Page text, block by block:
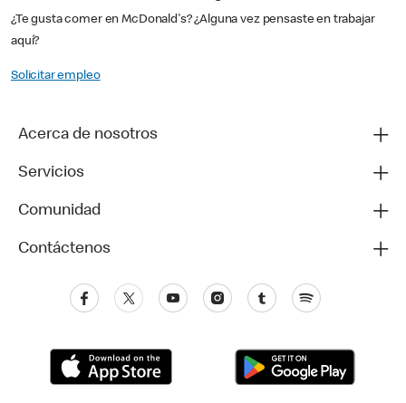
¿Te gusta comer en McDonald's? ¿Alguna vez pensaste en trabajar
aquí?
Solicitar empleo
Acerca de nosotros
Servicios
Comunidad
Contáctenos